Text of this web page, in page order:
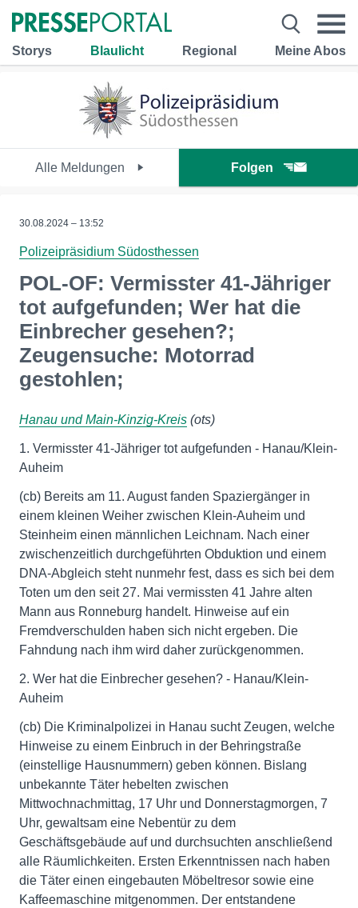
Storys Blaulicht Regional Meine Abos
Alle Meldungen Folgen
30.08.2024 – 13:52
Polizeipräsidium Südosthessen
POL-OF: Vermisster 41-Jähriger
tot aufgefunden; Wer hat die
Einbrecher gesehen?;
Zeugensuche: Motorrad
gestohlen;
Hanau und Main-Kinzig-Kreis (ots)
1. Vermisster 41-Jähriger tot aufgefunden - Hanau/Klein-
Auheim
(cb) Bereits am 11. August fanden Spaziergänger in
einem kleinen Weiher zwischen Klein-Auheim und
Steinheim einen männlichen Leichnam. Nach einer
zwischenzeitlich durchgeführten Obduktion und einem
DNA-Abgleich steht nunmehr fest, dass es sich bei dem
Toten um den seit 27. Mai vermissten 41 Jahre alten
Mann aus Ronneburg handelt. Hinweise auf ein
Fremdverschulden haben sich nicht ergeben. Die
Fahndung nach ihm wird daher zurückgenommen.
2. Wer hat die Einbrecher gesehen? - Hanau/Klein-
Auheim
(cb) Die Kriminalpolizei in Hanau sucht Zeugen, welche
Hinweise zu einem Einbruch in der Behringstraße
(einstellige Hausnummern) geben können. Bislang
unbekannte Täter hebelten zwischen
Mittwochnachmittag, 17 Uhr und Donnerstagmorgen, 7
Uhr, gewaltsam eine Nebentür zu dem
Geschäftsgebäude auf und durchsuchten anschließend
alle Räumlichkeiten. Ersten Erkenntnissen nach haben
die Täter einen eingebauten Möbeltresor sowie eine
Kaffeemaschine mitgenommen. Der entstandene